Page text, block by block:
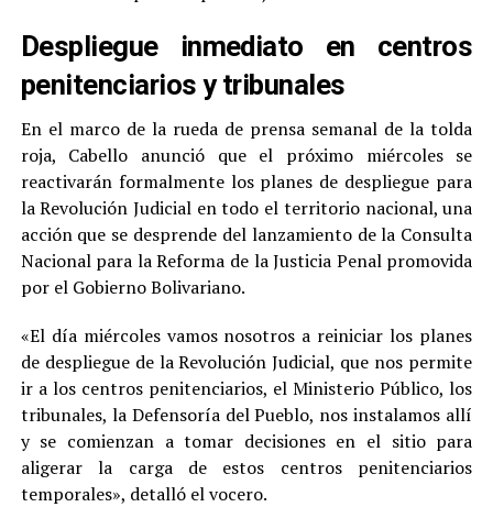
Despliegue inmediato en centros
penitenciarios y tribunales
En el marco de la rueda de prensa semanal de la tolda
roja, Cabello anunció que el próximo miércoles se
reactivarán formalmente los planes de despliegue para
la Revolución Judicial en todo el territorio nacional, una
acción que se desprende del lanzamiento de la Consulta
Nacional para la Reforma de la Justicia Penal promovida
por el Gobierno Bolivariano.
«El día miércoles vamos nosotros a reiniciar los planes
de despliegue de la Revolución Judicial, que nos permite
ir a los centros penitenciarios, el Ministerio Público, los
tribunales, la Defensoría del Pueblo, nos instalamos allí
y se comienzan a tomar decisiones en el sitio para
aligerar la carga de estos centros penitenciarios
temporales», detalló el vocero.